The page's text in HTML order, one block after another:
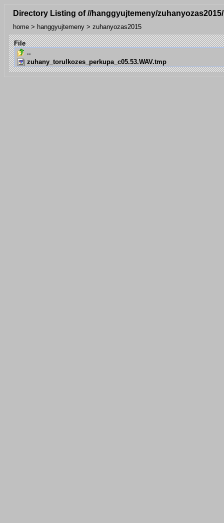
Directory Listing of //hanggyujtemeny/zuhanyozas2015/
home > hanggyujtemeny > zuhanyozas2015
File
..
zuhany_torulkozes_perkupa_c05.53.WAV.tmp